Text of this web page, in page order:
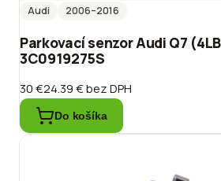
Audi
2006–2016
Parkovací senzor Audi Q7
3C0919275S
30 €24.39 €bez DPH
Do košíka